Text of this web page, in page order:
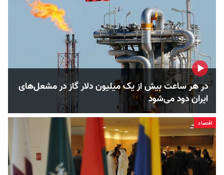
در هر ساعت بیش از یک میلیون دلار گاز در مشعل‌های
ایران دود می‌شود
اقتصاد